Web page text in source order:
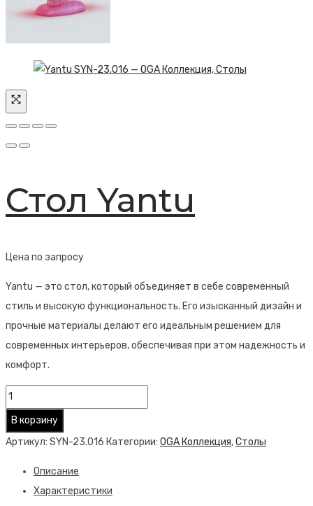
Стол Yantu
Цена по запросу
Yantu — это стол, который объединяет в себе современный
стиль и высокую функциональность. Его изысканный дизайн и
прочные материалы делают его идеальным решением для
современных интерьеров, обеспечивая при этом надежность и
комфорт.
Количество
товара
Стол
В корзину
Артикул: SYN-23.016 Категории: OGA Коллекция,Столы
Описание
Характеристики